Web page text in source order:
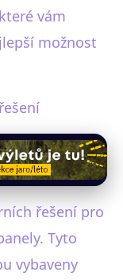
vám
možnost
řešení pro
Tyto
vybaveny